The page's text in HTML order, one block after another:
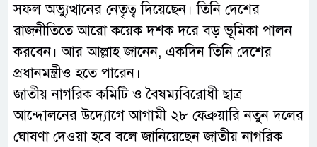
সফল অভ্যুত্থানের নেতৃত্ব দিয়েছেন। তিনি দেশের
রাজনীতিতে আরো কয়েক দশক দরে বড় ভূমিকা পালন
করবেন। আর আল্লাহ জানেন, একদিন তিনি দেশের
প্রধানমন্ত্রীও হতে পারেন।
জাতীয় নাগরিক কমিটি ও বৈষম্যবিরোধী ছাত্র
আন্দোলনের উদ্যোগে আগামী ২৮ ফেব্রুয়ারি নতুন দলের
ঘোষণা দেওয়া হবে বলে জানিয়েছেন জাতীয় নাগরিক